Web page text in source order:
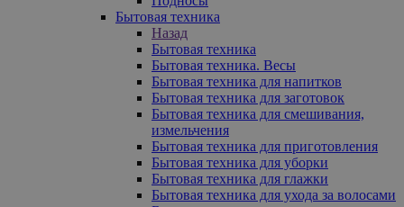
Бытовая техника
Назад
Бытовая техника
Бытовая техника. Весы
Бытовая техника для напитков
Бытовая техника для заготовок
Бытовая техника для смешивания,
измельчения
Бытовая техника для приготовления
Бытовая техника для уборки
Бытовая техника для глажки
Бытовая техника для ухода за волосами